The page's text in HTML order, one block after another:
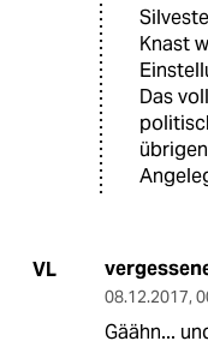
Knast
Das
VL
08.12.2017,
Gäähn...